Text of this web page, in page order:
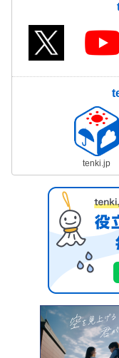
tenki.jp